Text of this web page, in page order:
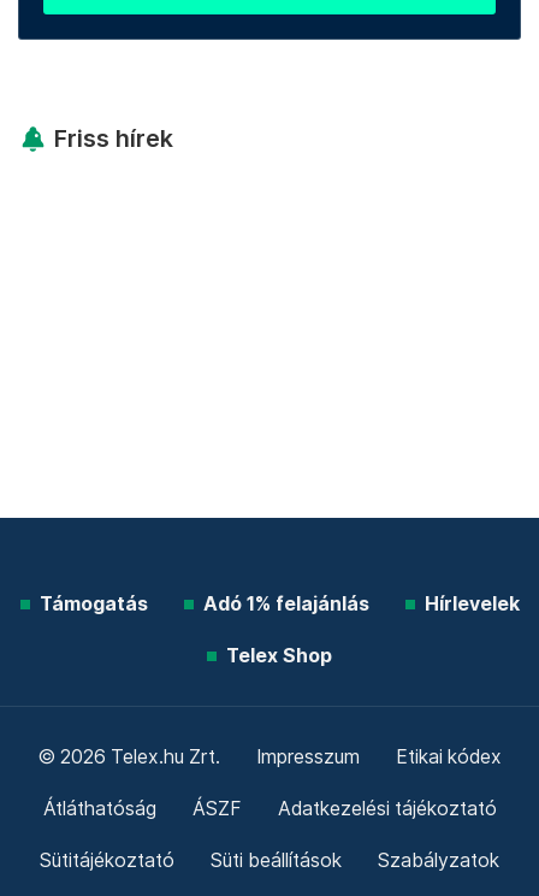
Friss hírek
Támogatás Adó 1% felajánlás Hírlevelek
Telex Shop
© 2026 Telex.hu Zrt. Impresszum Etikai kódex
Átláthatóság ÁSZF Adatkezelési tájékoztató
Sütitájékoztató Süti beállítások Szabályzatok